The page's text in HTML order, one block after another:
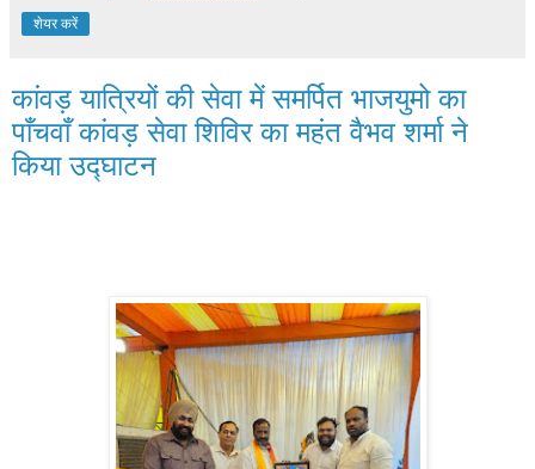
शेयर करें
कांवड़ यात्रियों की सेवा में समर्पित भाजयुमो का
पाँचवाँ कांवड़ सेवा शिविर का महंत वैभव शर्मा ने
किया उद्घाटन